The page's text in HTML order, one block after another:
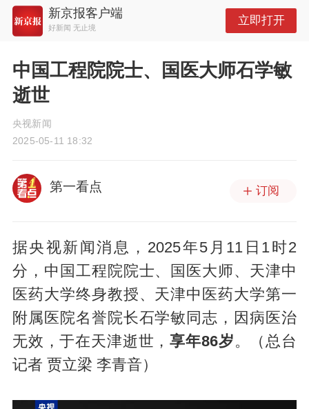
新京报客户端
好新闻 无止境
立即打开
中国工程院院士、国医大师石学敏
逝世
央视新闻
2025-05-11 18:32
第一看点 订阅
据央视新闻消息，2025年5月11日1时2
分，中国工程院院士、国医大师、天津中
医药大学终身教授、天津中医药大学第一
附属医院名誉院长石学敏同志，因病医治
无效，于在天津逝世，享年86岁。（总台
记者 贾立梁 李青音）